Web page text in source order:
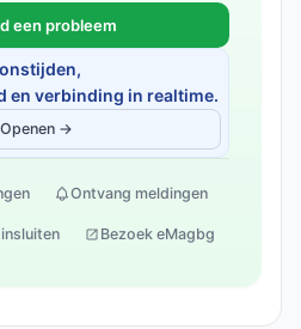
een probleem
en verbinding in realtime.
Openen →
Ontvang meldingen
Bezoek eMagbg